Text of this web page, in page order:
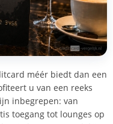
méér biedt dan een
u van een reeks
inbegrepen: van
toegang tot lounges op